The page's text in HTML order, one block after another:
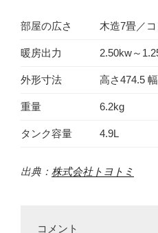
部屋の広さ 木造7畳／
暖房出力 2.50kw～
外形寸法 高さ474.5
重量 6.2kg
タンク容量 4.9L
出典： 株式会社トヨトミ
コメント